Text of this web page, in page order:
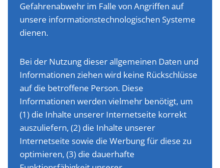
Gefahrenabwehr im Falle von Angriffen auf
unsere informationstechnologischen Systeme
dienen.
Bei der Nutzung dieser allgemeinen Daten und
Informationen ziehen wird keine Rückschlüsse
auf die betroffene Person. Diese
Informationen werden vielmehr benötigt, um
(1) die Inhalte unserer Internetseite korrekt
auszuliefern, (2) die Inhalte unserer
Internetseite sowie die Werbung für diese zu
optimieren, (3) die dauerhafte